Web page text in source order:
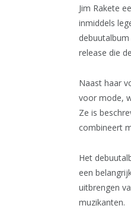
Jim Rakete
inmiddels
release die
Naast haar
voor mode,
Ze is
combineert
Het
een
uitbrengen
muzikanten.